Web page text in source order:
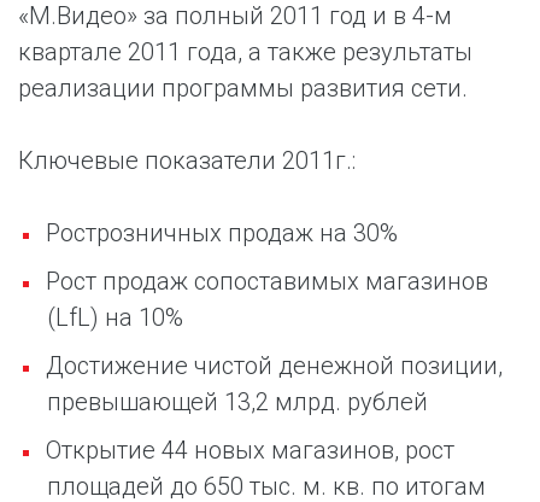
«М.Видео» за полный 2011 год и в 4-м
квартале 2011 года, а также результаты
реализации программы развития сети.
Ключевые показатели 2011г.:
Рострозничных продаж на 30%
Рост продаж сопоставимых магазинов
(LfL) на 10%
Достижение чистой денежной позиции,
превышающей 13,2 млрд. рублей
Открытие 44 новых магазинов, рост
площадей до 650 тыс. м. кв. по итогам